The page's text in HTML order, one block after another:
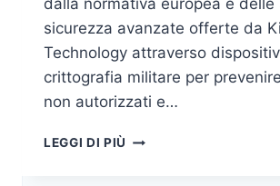
dalla normativa europea e delle
sicurezza avanzate offerte da
Technology attraverso
crittografia militare per
non autorizzati e…
LEGGI DI PIÙ LA